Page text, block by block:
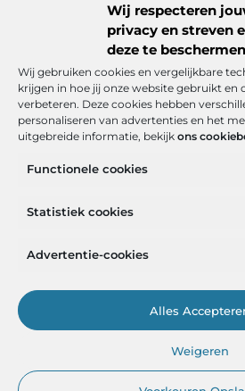
Wij respecteren
privacy en streven
deze te
Wij gebruiken cookies en vergelijkbare
krijgen in hoe jij onze website gebruikt en
verbeteren. Deze cookies hebben
personaliseren van advertenties en het
uitgebreide informatie, bekijk ons
Functionele cookies
Statistiek cookies
Advertentie-cookies
Alles
Weigeren
Het Portaal voor Inzichten
— AdviesPortal.nl verzamelt de beste
helpen groeien. Ontdek, leer en
Onze informatie